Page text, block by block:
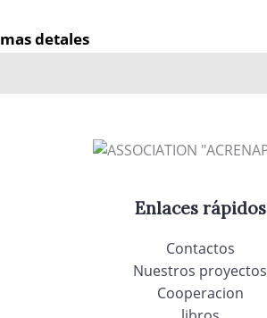
mas detales
Enlaces rápidos
Contactos
Nuestros proyectos
Cooperacion